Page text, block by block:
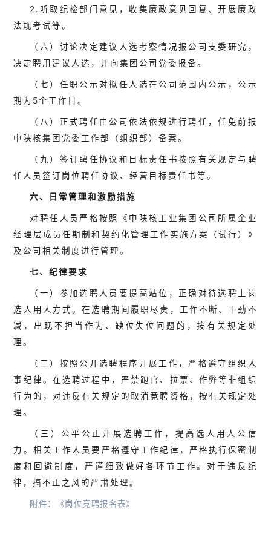
2.听取纪检部门意见，收集廉政意见回复、开展廉政
法规考试等。
（六）讨论决定建议人选考察情况报公司支委研究，
决定聘用建议人选，并向集团公司党委报备。
（七）任职公示对拟任人选在公司范围内公示，公示
期为 5个工作日。
（八）正式聘任由公司依法依规进行聘任，任免前报
中陕核集团党委工作部（组织部）备案。
（九）签订聘任协议和目标责任书按照有关规定与聘
任人员签订岗位聘任协议、经营目标责任书等。
六、日常管理和激励措施
对聘任人员严格按照《中陕核工业集团公司所属企业
经理层成员任期制和契约化管理工作实施方案（试行）》
及公司相关制度进行管理。
七、纪律要求
（一）参加选聘人员要提高站位，正确对待选聘上岗
选人用人方式。在选聘期间履职尽责，工作不断、干劲不
减，出现不担当作为、缺位失位问题的，按有关规定处
理。
（二）按照公开选聘程序开展工作，严格遵守组织人
事纪律。在选聘过程中，严禁跑官、拉票、作弊等非组织
行为的，对违反有关规定的取消竞聘资格，按有关规定处
理。
（ 三）公平公正开展选聘工作，提高选人用人公信
力。相关工作人员要严格遵守工作纪律，严格执行保密制
度和回避制度，严谨细致做好各环节工作。对于违反纪
律，搞不正之风的严肃处理。
附件： 《岗位竞聘报名表》